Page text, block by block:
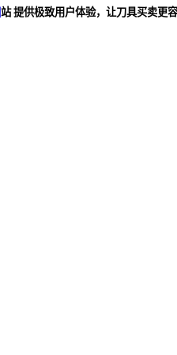
站 提供极致用户体验，让刀具买卖更